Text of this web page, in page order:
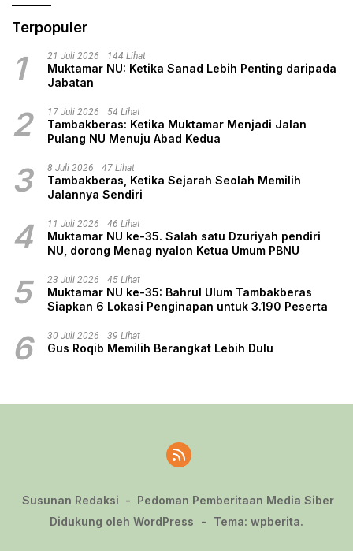
Terpopuler
1 21 Juli 2026 144 Lihat
Muktamar NU: Ketika Sanad Lebih Penting daripada
Jabatan
2 17 Juli 2026 54 Lihat
Tambakberas: Ketika Muktamar Menjadi Jalan
Pulang NU Menuju Abad Kedua
3 8 Juli 2026 47 Lihat
Tambakberas, Ketika Sejarah Seolah Memilih
Jalannya Sendiri
4 11 Juli 2026 46 Lihat
Muktamar NU ke-35. Salah satu Dzuriyah pendiri
NU, dorong Menag nyalon Ketua Umum PBNU
5 23 Juli 2026 45 Lihat
Muktamar NU ke-35: Bahrul Ulum Tambakberas
Siapkan 6 Lokasi Penginapan untuk 3.190 Peserta
6 30 Juli 2026 39 Lihat
Gus Roqib Memilih Berangkat Lebih Dulu
Susunan Redaksi
Pedoman Pemberitaan Media Siber
Didukung oleh WordPress
- Tema: wpberita.